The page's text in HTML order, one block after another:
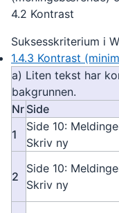
4.2 Kontrast
Suksesskriterium i
1.4.3 Kontrast
a) Liten tekst har
bakgrunnen.
Nr Side
1
Side 10:
Skriv ny
2
Side 10:
Skriv ny